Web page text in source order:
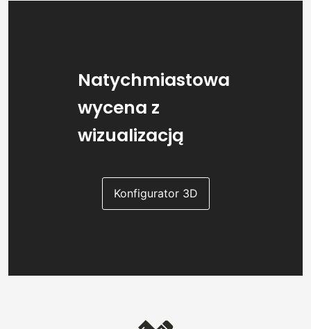
Natychmiastowa
wycena z
wizualizacją
Konfigurator 3D